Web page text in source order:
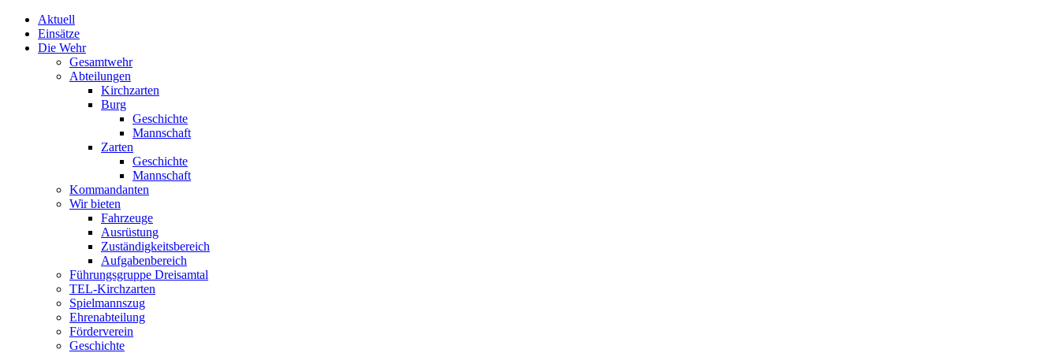
Aktuell
Einsätze
Die Wehr
Gesamtwehr
Abteilungen
Kirchzarten
Burg
Geschichte
Mannschaft
Zarten
Geschichte
Mannschaft
Kommandanten
Wir bieten
Fahrzeuge
Ausrüstung
Zuständigkeitsbereich
Aufgabenbereich
Führungsgruppe Dreisamtal
TEL-Kirchzarten
Spielmannszug
Ehrenabteilung
Förderverein
Geschichte